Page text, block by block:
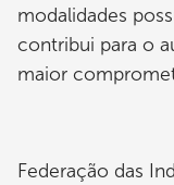
modalidades
contribui para o
maior
Federação das